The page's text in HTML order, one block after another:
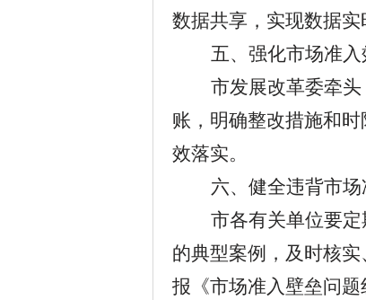
数据共享，实现数据实
五、强化市场准
市发展改革委牵
账，明确整改措施和
效落实。
六、健全违背市
市各有关单位要
的典型案例，及时核
报《市场准入壁垒问